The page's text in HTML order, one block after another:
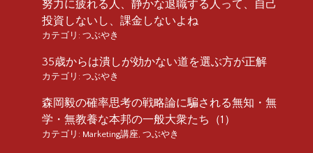
努力に疲れる人、静かな退職する人って、自己
投資しないし、課金しないよね
カテゴリ: つぶやき
35歳からは潰しが効かない道を選ぶ方が正解
カテゴリ: つぶやき
森岡毅の確率思考の戦略論に騙される無知・無
学・無教養な本邦の一般大衆たち（1）
カテゴリ: Marketing講座 つぶやき